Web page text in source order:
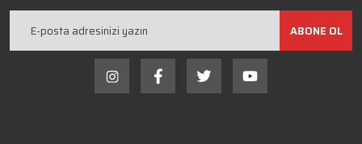
ABONE OL